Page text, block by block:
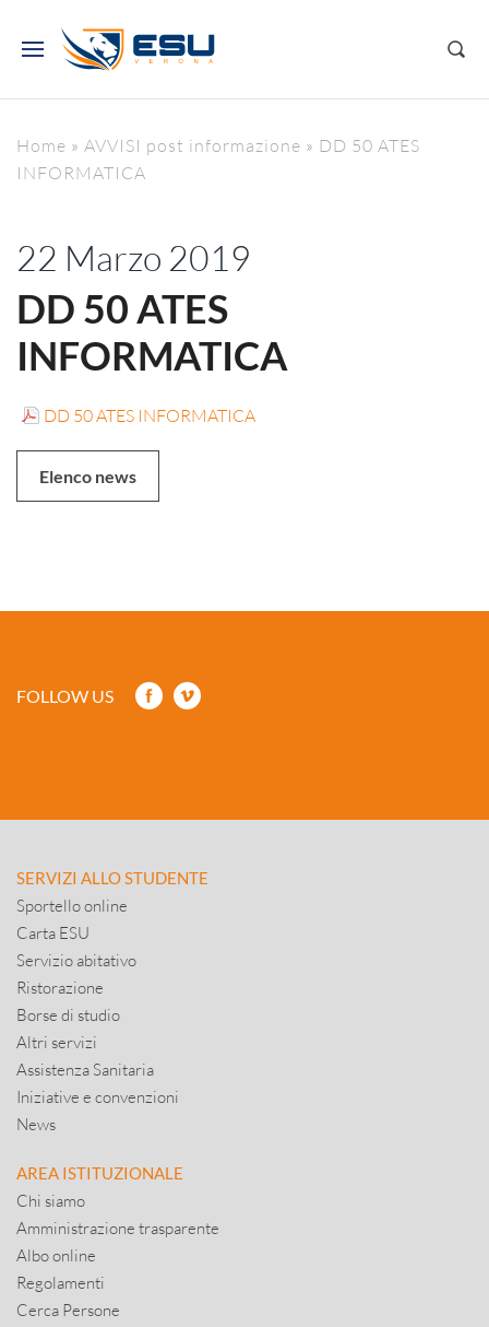
Home » AVVISI post informazione » DD 50 ATES
INFORMATICA
22 Marzo 2019
DD 50 ATES
INFORMATICA
DD 50 ATES INFORMATICA
Elenco news
FOLLOW US
SERVIZI ALLO STUDENTE
Sportello online
Carta ESU
Servizio abitativo
Ristorazione
Borse di studio
Altri servizi
Assistenza Sanitaria
Iniziative e convenzioni
News
AREA ISTITUZIONALE
Chi siamo
Amministrazione trasparente
Albo online
Regolamenti
Cerca Persone